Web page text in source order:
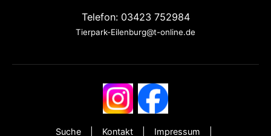
Telefon: 03423 752984
Tierpark-Eilenburg@t-online.de
Suche Kontakt Impressum